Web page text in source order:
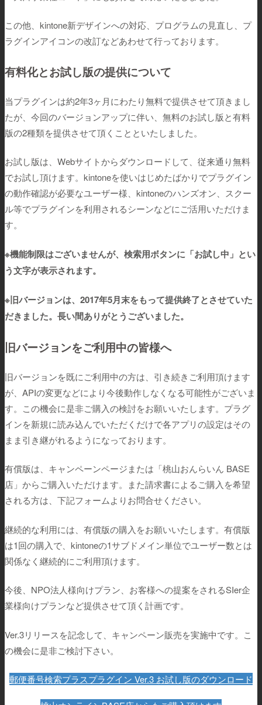
この他、kintone新デザインへの対応、プログラムの見直し、プ
ラグインアイコンの改訂などあわせて行っております。
有料化とお試し版の提供について
当プラグインは約2年3ヶ月にわたり無料で提供させて頂きまし
たが、今回のバージョンアップに伴い、無料のお試し版と有料
版の2種類を提供させて頂くことといたしました。
お試し版は、Webサイトからダウンロードして、従来通り無料
でお試し頂けます。kintoneを使いはじめたばかりでプラグイン
の動作確認が必要なユーザー様、kintoneのハンズオン、スクー
ル等でプラグインを利用されるシーンなどにご活用いただけま
す。
※機能制限はございませんが、検索用ボタンに「お試し中」とい
う文字が表示されます。
※旧バージョンは、2017年5月末をもって提供終了とさせていた
だきました。長い間ありがとうございました。
旧バージョンをご利用中の皆様へ
旧バージョンを既にご利用中の方は、引き続きご利用頂けます
が、APIの変更などにより今後動作しなくなる可能性がございま
す。この機会に是非ご購入の検討をお願いいたします。プラグ
インを新規に読み込んでいただくだけで各アプリの設定はその
まま引き継がれるようになっております。
有償版は、キャンペーンページまたは「桃山おんらいん BASE
店」からご購入いただけます。また請求書によるご購入を希望
される方は、下記フォームよりお問合せください。
継続的な利用には、有償版の購入をお願いいたします。有償版
は1回の購入で、kintoneの1サブドメイン単位でユーザー数とは
関係なく継続的にご利用頂けます。
今後、NPO法人様向けプラン、お客様への提案をされるSIer企
業様向けプランなど提供させて頂く計画です。
Ver.3リリースを記念して、キャンペーン販売を実施中です。こ
の機会に是非ご検討下さい。
郵便番号検索プラスプラグイン Ver.3 お試し版のダウンロード